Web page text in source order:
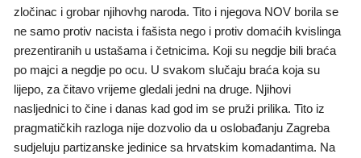
zločinac i grobar njihovhg naroda. Tito i njegova NOV borila se
ne samo protiv nacista i fašista nego i protiv domaćih kvislinga
prezentiranih u ustašama i četnicima. Koji su negdje bili braća
po majci a negdje po ocu. U svakom slučaju braća koja su
lijepo, za čitavo vrijeme gledali jedni na druge. Njihovi
nasljednici to čine i danas kad god im se pruži prilika. Tito iz
pragmatičkih razloga nije dozvolio da u oslobađanju Zagreba
sudjeluju partizanske jedinice sa hrvatskim komadantima. Na